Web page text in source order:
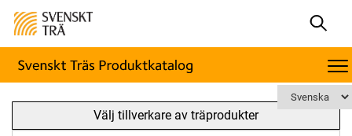
Välj tillverkare av träprodukter